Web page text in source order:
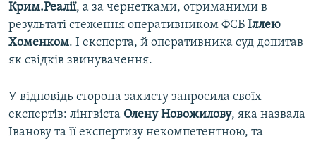
Крим.Реалії, а за чернетками, отриманими в
результаті стеження оперативником ФСБ Іллею
Хоменком. І експерта, й оперативника суд допитав
як свідків звинувачення.
У відповідь сторона захисту запросила своїх
експертів: лінгвіста Олену Новожилову, яка назвала
Іванову та її експертизу некомпетентною, та